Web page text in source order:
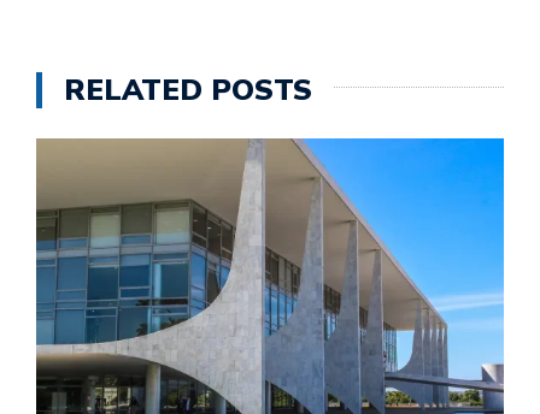
RELATED POSTS